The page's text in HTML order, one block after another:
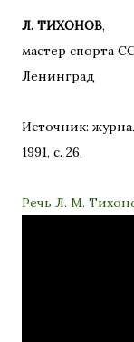
Л. ТИХОНОВ,
мастер спорта
Ленинград
Источник:
1991, с. 26.
Речь Л. М.